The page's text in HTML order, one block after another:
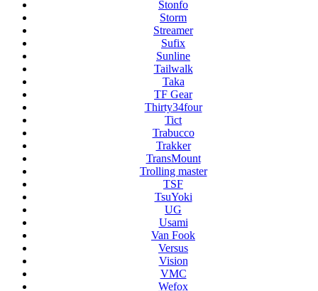
Stonfo
Storm
Streamer
Sufix
Sunline
Tailwalk
Taka
TF Gear
Thirty34four
Tict
Trabucco
Trakker
TransMount
Trolling master
TSF
TsuYoki
UG
Usami
Van Fook
Versus
Vision
VMC
Wefox